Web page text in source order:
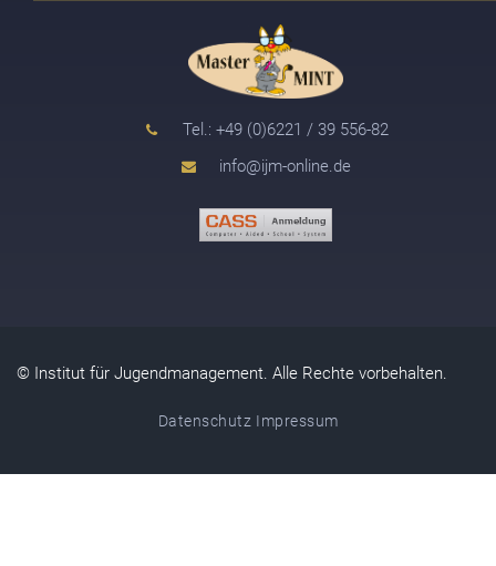
Tel.: +49 (0)6221 / 39 556-82
info@ijm-online.de
© Institut für Jugendmanagement. Alle Rechte vorbehalten.
Datenschutz Impressum